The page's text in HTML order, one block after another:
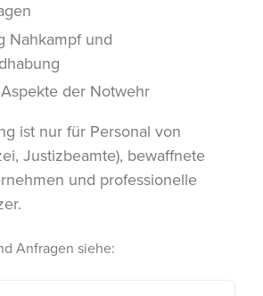
Nahkampf und
der Notwehr
ist nur für Personal von
Justizbeamte), bewaffnete
und professionelle
Anfragen siehe: